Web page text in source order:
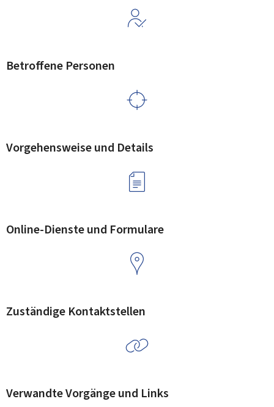
Betroffene Personen
Vorgehensweise und Details
Online-Dienste und Formulare
Zuständige Kontaktstellen
Verwandte Vorgänge und Links